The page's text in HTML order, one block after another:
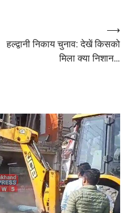
हल्द्वानी निकाय चुनाव: देखें किसको
मिला क्या निशान…
⟶